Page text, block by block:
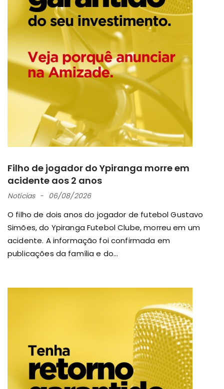
Filho de jogador do Ypiranga morre em
acidente aos 2 anos
Notícias 06/08/2026
O filho de dois anos do jogador de futebol Gustavo
Simões, do Ypiranga Futebol Clube, morreu em um
acidente. A informação foi confirmada em
publicações da família e do...